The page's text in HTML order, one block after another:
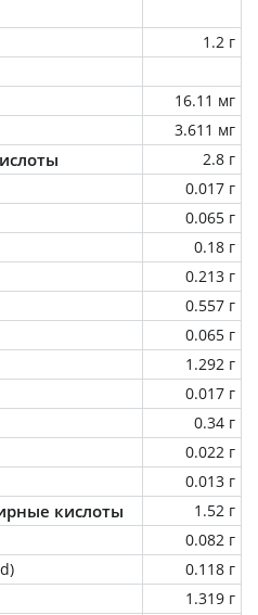
1.2 г
16.11 мг
3.611 мг
2.8 г
0.017 г
0.065 г
0.18 г
0.213 г
0.557 г
0.065 г
1.292 г
0.017 г
0.34 г
0.022 г
0.013 г
кислоты
1.52 г
0.082 г
0.118 г
1.319 г